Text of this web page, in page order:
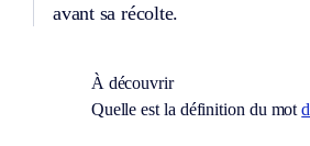
avant sa récolte.
À découvrir
Quelle est la définition du mot